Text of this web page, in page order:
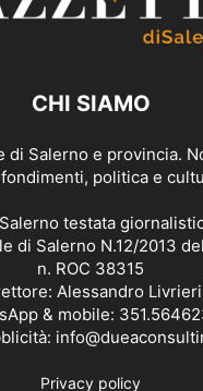
CHI SIAMO
di Salerno e provincia.
politica e
testata
di Salerno N.12/2013
n. ROC 38315
Alessandro Livrieri
& mobile:
Privacy policy